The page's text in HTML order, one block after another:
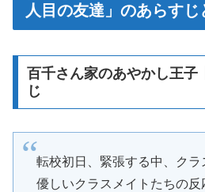
人目の友達」のあらす
百千さん家のあやかし王子
じ
転校初日、緊張する中、クラ
優しいクラスメイトたちの反